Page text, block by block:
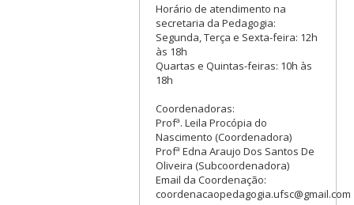
Horário de atendimento na
secretaria da Pedagogia:
Segunda, Terça e Sexta-feira: 12h
às 18h
Quartas e Quintas-feiras: 10h às
18h
Coordenadoras:
Profª. Leila Procópia do
Nascimento (Coordenadora)
Profª Edna Araujo Dos Santos De
Oliveira (Subcoordenadora)
Email da Coordenação:
coordenacaopedagogia.ufsc@gmail.com